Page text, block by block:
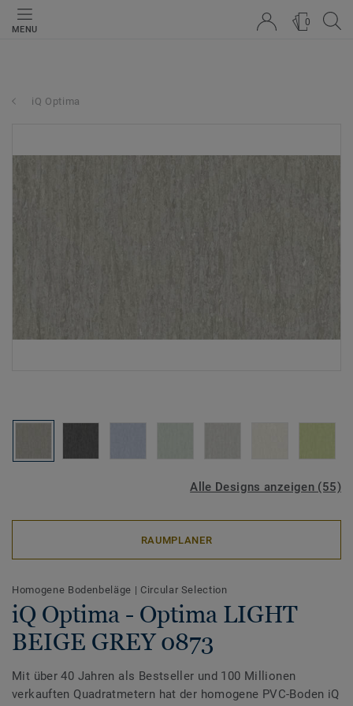
MENU
0
iQ Optima
Alle Designs anzeigen (55)
RAUMPLANER
Homogene Bodenbeläge | Circular Selection
iQ Optima - Optima LIGHT
BEIGE GREY 0873
Mit über 40 Jahren als Bestseller und 100 Millionen
verkauften Quadratmetern hat der homogene PVC-Boden iQ